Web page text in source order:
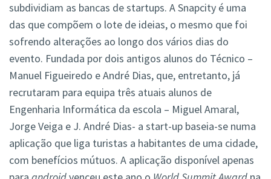
subdividiam as bancas de startups. A Snapcity é uma
das que compõem o lote de ideias, o mesmo que foi
sofrendo alterações ao longo dos vários dias do
evento. Fundada por dois antigos alunos do Técnico –
Manuel Figueiredo e André Dias, que, entretanto, já
recrutaram para equipa três atuais alunos de
Engenharia Informática da escola – Miguel Amaral,
Jorge Veiga e J. André Dias- a start-up baseia-se numa
aplicação que liga turistas a habitantes de uma cidade,
com benefícios mútuos. A aplicação disponível apenas